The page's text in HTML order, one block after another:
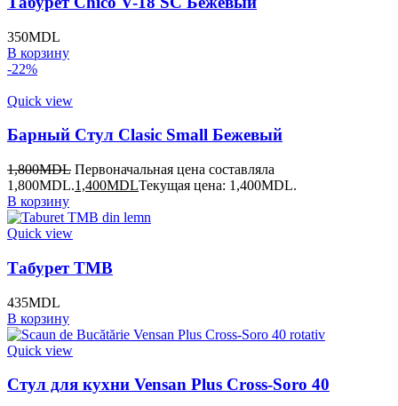
350MDL
В корзину
-22%
Quick view
Барный Стул Clasic Small Бежевый
1,800MDL Первоначальная цена составляла
1,800MDL.1,400MDLТекущая цена: 1,400MDL.
В корзину
Quick view
Табурет TMB
435MDL
В корзину
Quick view
Стул для кухни Vensan Plus Cross-Soro 40